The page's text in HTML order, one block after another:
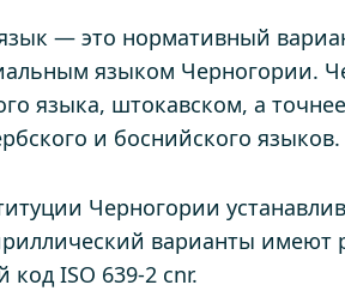
— это нормативный
языком Черногории.
языка, штокавском, а
и боснийского языков.
Черногории
варианты имеют
ISO 639-2 cnr.